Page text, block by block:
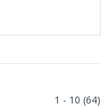
1 - 10 (64)